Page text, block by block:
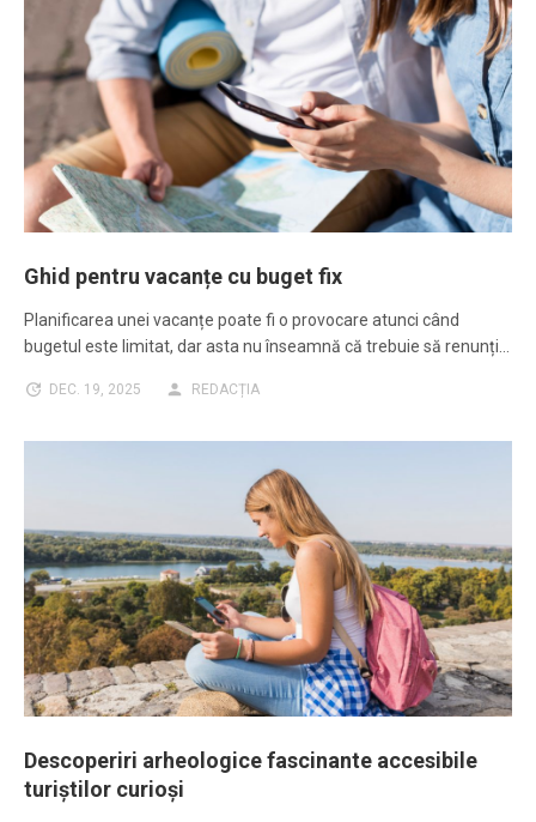
Ghid pentru vacanțe cu buget fix
Planificarea unei vacanțe poate fi o provocare atunci când
bugetul este limitat, dar asta nu înseamnă că trebuie să renunți…
DEC. 19, 2025 REDACȚIA
Descoperiri arheologice fascinante accesibile
turiștilor curioși